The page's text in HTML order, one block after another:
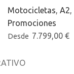
Motocicletas, A2,
Promociones
Desde 7.799,00 €